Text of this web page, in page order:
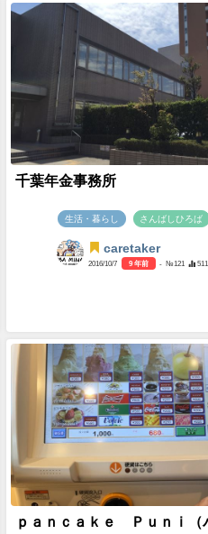
千葉年金事務所
生活・暮らし さんばしひろば
caretaker
2016/10/7 9 年前 - №121
ｐａｎｃａｋｅ Ｐｕｎｉ（